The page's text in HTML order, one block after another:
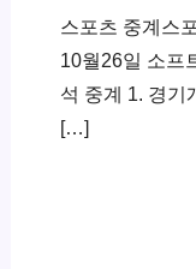
스포츠 중계스
10월26일 소프
석 중계 1. 경기
[…]